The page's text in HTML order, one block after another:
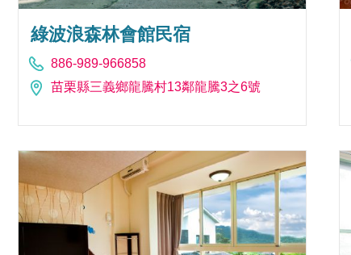
綠波浪森林會館民宿
886-989-966858
苗栗縣三義鄉龍騰村13鄰龍騰3之6號